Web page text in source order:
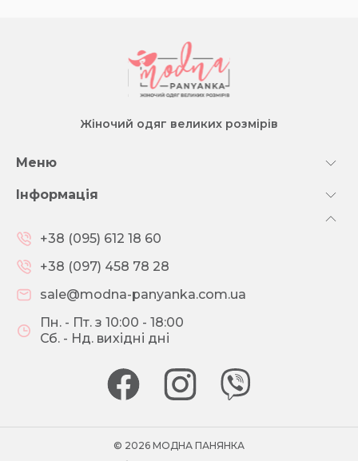
Жіночий одяг великих розмірів
Меню
Інформація
+38 (095) 612 18 60
+38 (097) 458 78 28
sale@modna-panyanka.com.ua
Пн. - Пт. з 10:00 - 18:00
Сб. - Нд. вихідні дні
© 2026 МОДНА ПАНЯНКА